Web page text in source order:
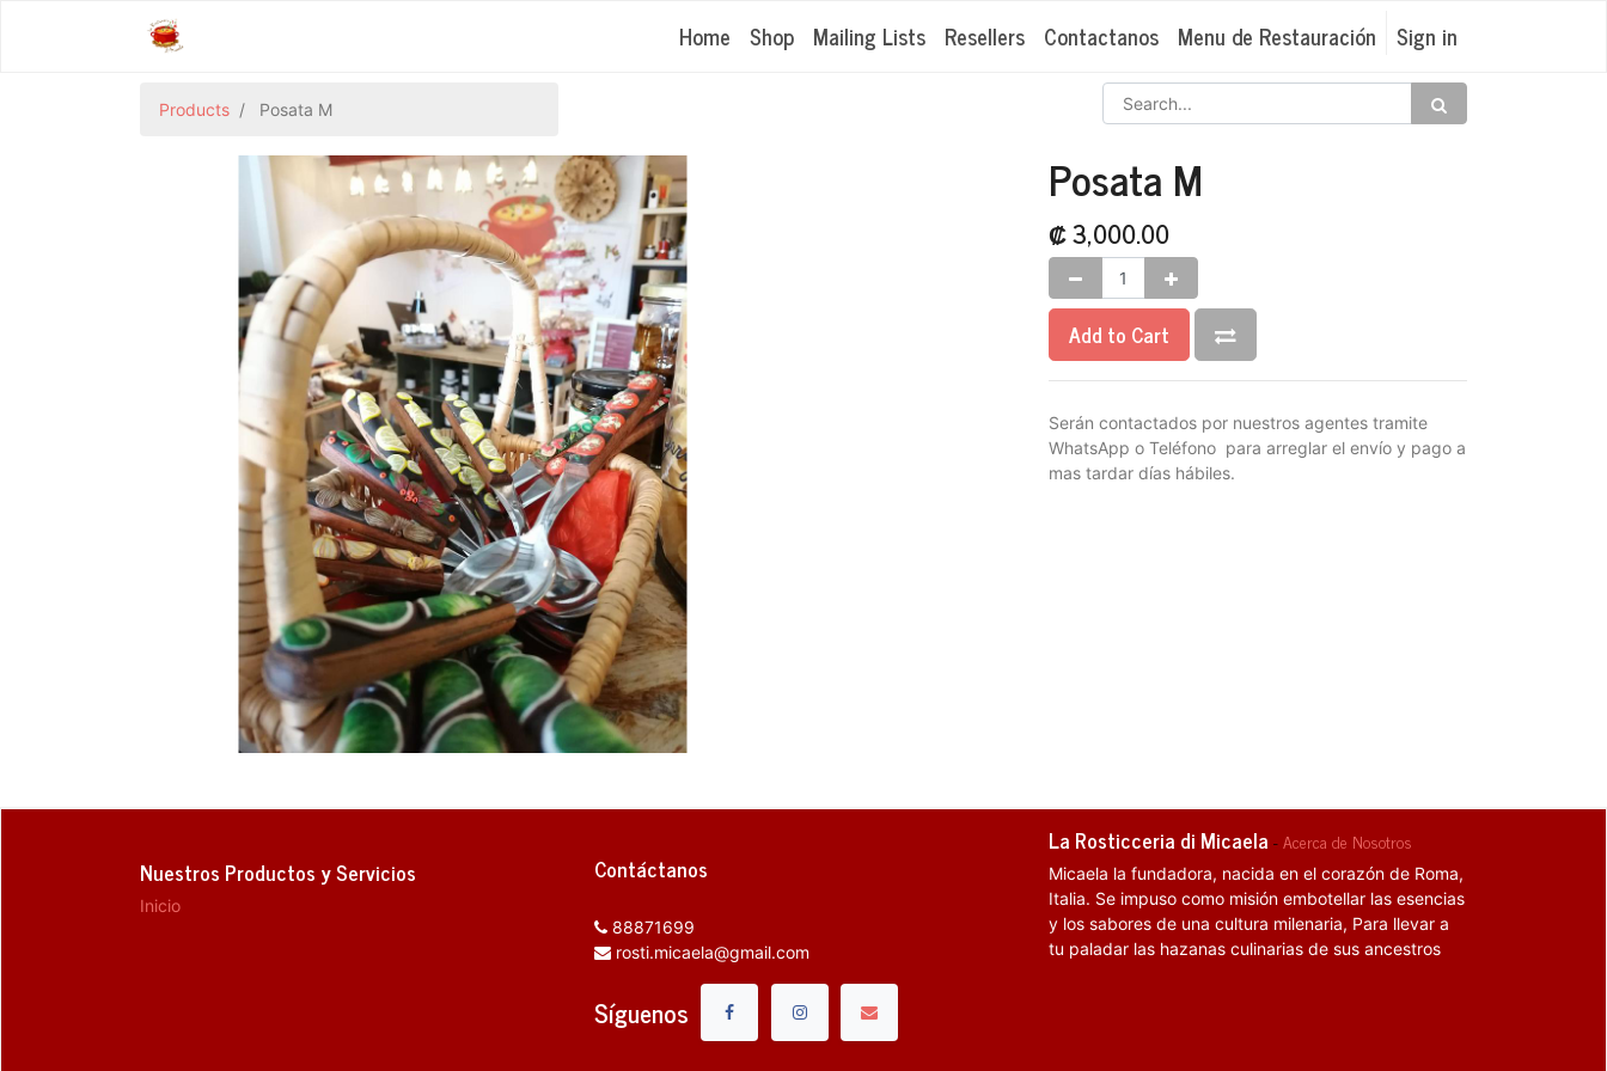
Home Shop Mailing Lists Resellers Contactanos Menu de Restauración Sign in
Products Posata M
Posata M
₡3,000.00
Add to Cart
Serán contactados por nuestros agentes tramite
WhatsApp o Teléfono para arreglar el envío y pago a
mas tardar días hábiles.
Nuestros Productos y Servicios
Inicio
Contáctanos
88871699
rosti.micaela@gmail.com
Síguenos
La Rosticceria di Micaela -Acerca de Nosotros
Micaela la fundadora, nacida en el corazón de Roma,
Italia. Se impuso como misión embotellar las esencias
y los sabores de una cultura milenaria, Para llevar a
tu paladar las hazanas culinarias de sus ancestros